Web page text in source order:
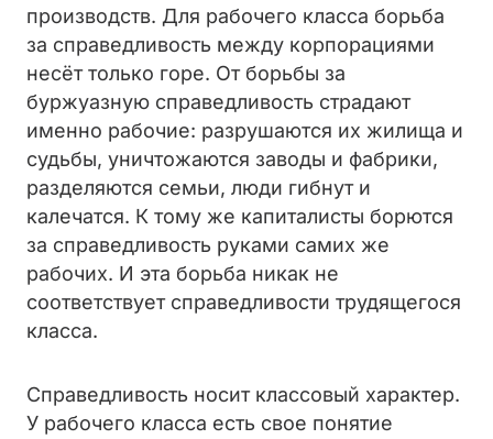
производств. Для рабочего класса борьба
за справедливость между корпорациями
несёт только горе. От борьбы за
буржуазную справедливость страдают
именно рабочие: разрушаются их жилища и
судьбы, уничтожаются заводы и фабрики,
разделяются семьи, люди гибнут и
калечатся. К тому же капиталисты борются
за справедливость руками самих же
рабочих. И эта борьба никак не
соответствует справедливости трудящегося
класса.
Справедливость носит классовый характер.
У рабочего класса есть свое понятие